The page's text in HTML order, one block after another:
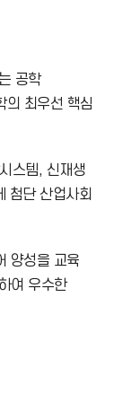
공학
의 최우선 핵심
스템, 신재생
첨단 산업사회
양성을 교육
여 우수한